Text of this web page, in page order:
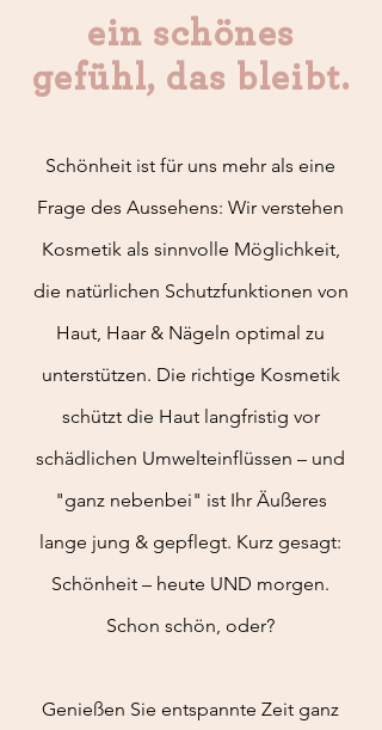
ein schönes
gefühl, das bleibt.
Schönheit ist für uns mehr als eine
Frage des Aussehens: Wir verstehen
Kosmetik als sinnvolle Möglichkeit,
die natürlichen Schutzfunktionen von
Haut, Haar & Nägeln optimal zu
unterstützen. Die richtige Kosmetik
schützt die Haut langfristig vor
schädlichen Umwelteinflüssen – und
"ganz nebenbei" ist Ihr Äußeres
lange jung & gepflegt. Kurz gesagt:
Schönheit – heute UND morgen.
Schon schön, oder?
Genießen Sie entspannte Zeit ganz